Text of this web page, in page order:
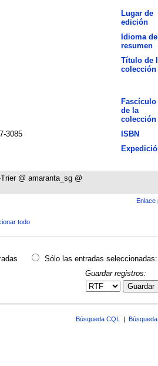
Lugar de
edición
Idioma
resumen
Título de
colección
Fascículo
de la
colección
3085
ISBN
@ amaranta_sg @
Enlace
todo
Sólo las entradas seleccionadas:
Guardar registros:
Guardar
Búsqueda CQL